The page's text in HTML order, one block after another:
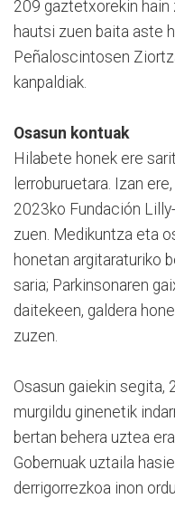
209 gaztetxorekin hain
hautsi zuen baita aste
Peñaloscintosen
kanpaldiak.
Osasun kontuak
Hilabete honek ere
lerroburuetara. Izan
2023ko Fundación
zuen. Medikuntza eta
honetan argitaraturiko
saria; Parkinsonaren
daitekeen, galdera
zuzen.
Osasun gaiekin segita,
murgildu ginenetik
bertan behera uztea
Gobernuak uztaila
derrigorrezkoa inon